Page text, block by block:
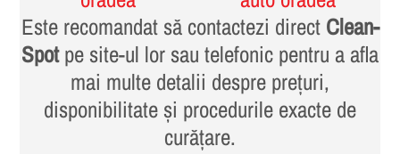
Este recomandat să contactezi direct Clean-
Spotpe site-ul lor sau telefonic pentru a afla
mai multe detalii despre prețuri,
disponibilitate și procedurile exacte de
curățare.